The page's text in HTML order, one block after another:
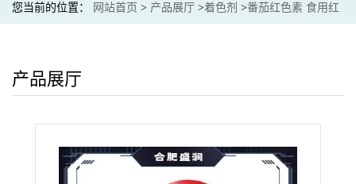
您当前的位置： 网站首页 > 产品展厅 >着色剂 >番茄红色素 食用红
产品展厅